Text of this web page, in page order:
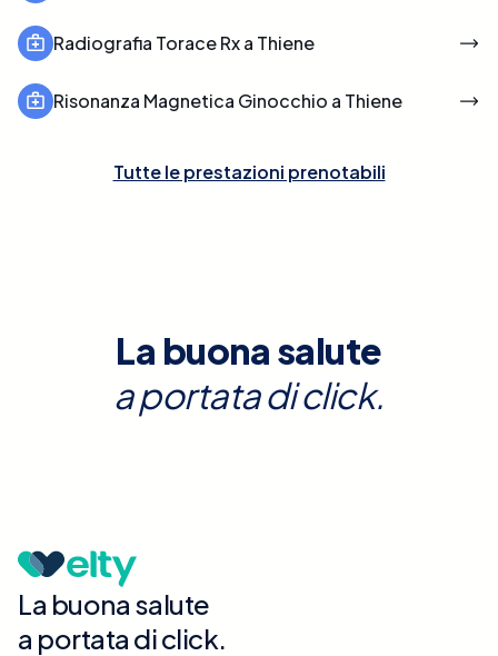
Radiografia Torace Rx a Thiene
Risonanza Magnetica Ginocchio a Thiene
Tutte le prestazioni prenotabili
La buona salute
a portata di click.
La buona salute
a portata di click.